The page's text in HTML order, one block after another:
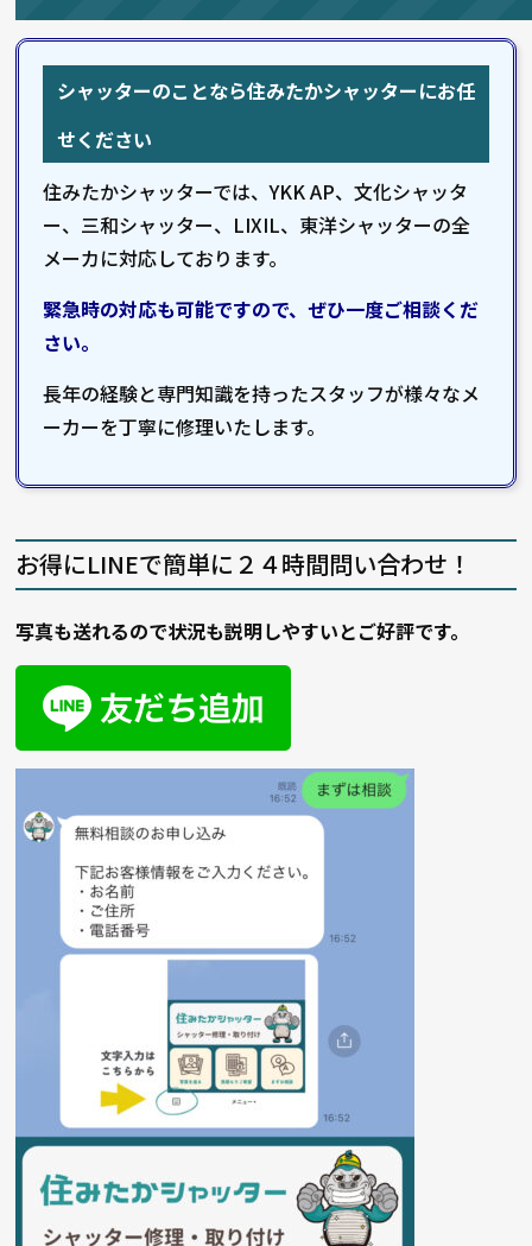
シャッターのことなら住みたかシャッターにお任
せください
住みたかシャッターでは、YKK AP、文化シャッタ
ー、三和シャッター、LIXIL、東洋シャッターの全
メーカに対応しております。
緊急時の対応も可能ですので、ぜひ一度ご相談くだ
さい。
長年の経験と専門知識を持ったスタッフが様々なメ
ーカーを丁寧に修理いたします。
お得にLINEで簡単に２４時間問い合わせ！
写真も送れるので状況も説明しやすいとご好評です。